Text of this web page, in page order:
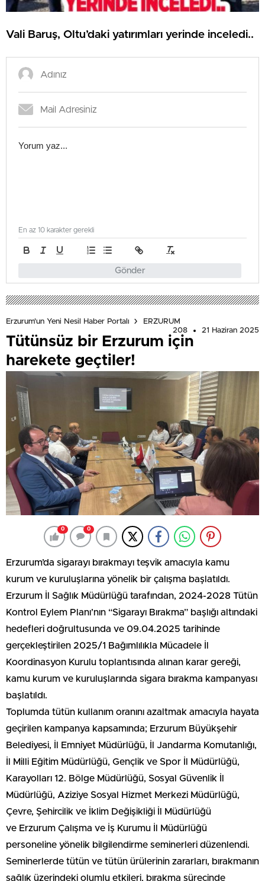
Vali Baruş, Oltu’daki yatırımları yerinde inceledi..
Gönder
En az 10 karakter gerekli
Erzurum'un Yeni Nesil Haber Portalı
ERZURUM
208
21 Haziran 2025
Tütünsüz bir Erzurum için
harekete geçtiler!
0 0
Erzurum’da sigarayı bırakmayı teşvik amacıyla kamu
kurum ve kuruluşlarına yönelik bir çalışma başlatıldı.
Erzurum İl Sağlık Müdürlüğü tarafından, 2024-2028 Tütün
Kontrol Eylem Planı’nın “Sigarayı Bırakma” başlığı altındaki
hedefleri doğrultusunda ve 09.04.2025 tarihinde
gerçekleştirilen 2025/1 Bağımlılıkla Mücadele İl
Koordinasyon Kurulu toplantısında alınan karar gereği,
kamu kurum ve kuruluşlarında sigara bırakma kampanyası
başlatıldı.
Toplumda tütün kullanım oranını azaltmak amacıyla hayata
geçirilen kampanya kapsamında; Erzurum Büyükşehir
Belediyesi, İl Emniyet Müdürlüğü, İl Jandarma Komutanlığı,
İl Milli Eğitim Müdürlüğü, Gençlik ve Spor İl Müdürlüğü,
Karayolları 12. Bölge Müdürlüğü, Sosyal Güvenlik İl
Müdürlüğü, Aziziye Sosyal Hizmet Merkezi Müdürlüğü,
Çevre, Şehircilik ve İklim Değişikliği İl Müdürlüğü
ve Erzurum Çalışma ve İş Kurumu İl Müdürlüğü
personeline yönelik bilgilendirme seminerleri düzenlendi.
Seminerlerde tütün ve tütün ürülerinin zararları, bırakmanın
sağlık üzerindeki olumlu etkileri, bırakma sürecinde